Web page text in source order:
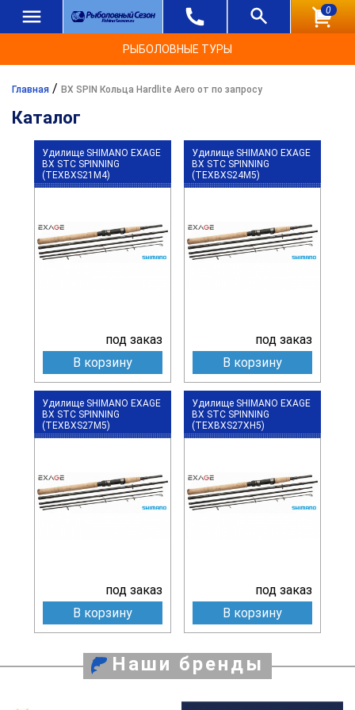
0
РЫБОЛОВНЫЕ ТУРЫ
Главная / BX SPIN Кольца Hardlite Aero от по запросу
Каталог
Удилище SHIMANO EXAGE
BX STC SPINNING
(TEXBXS21M4)
под заказ
В корзину
Удилище SHIMANO EXAGE
BX STC SPINNING
(TEXBXS24M5)
под заказ
В корзину
Удилище SHIMANO EXAGE
BX STC SPINNING
(TEXBXS27M5)
под заказ
В корзину
Удилище SHIMANO EXAGE
BX STC SPINNING
(TEXBXS27XH5)
под заказ
В корзину
Наши бренды